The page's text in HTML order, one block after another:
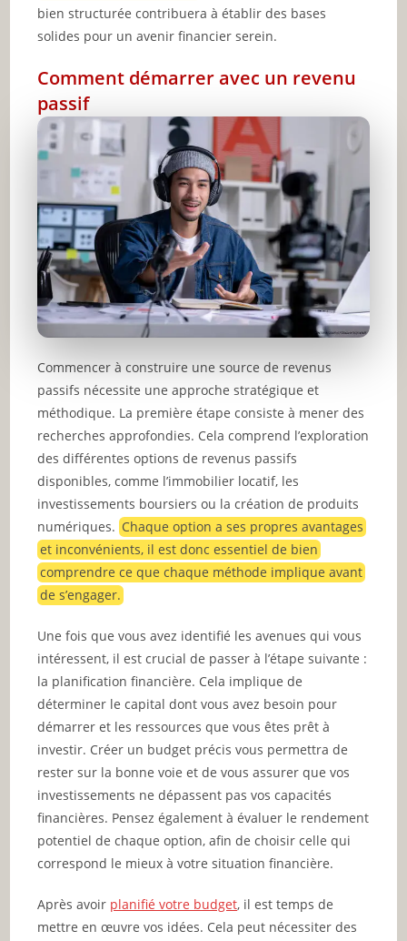
bien structurée contribuera à établir des bases
solides pour un avenir financier serein.
Comment démarrer avec un revenu
passif
Commencer à construire une source de revenus
passifs nécessite une approche stratégique et
méthodique. La première étape consiste à mener des
recherches approfondies. Cela comprend l’exploration
des différentes options de revenus passifs
disponibles, comme l’immobilier locatif, les
investissements boursiers ou la création de produits
numériques.Chaque option a ses propres avantages
et inconvénients, il est donc essentiel de bien
comprendre ce que chaque méthode implique avant
de s’engager.
Une fois que vous avez identifié les avenues qui vous
intéressent, il est crucial de passer à l’étape suivante :
la planification financière. Cela implique de
déterminer le capital dont vous avez besoin pour
démarrer et les ressources que vous êtes prêt à
investir. Créer un budget précis vous permettra de
rester sur la bonne voie et de vous assurer que vos
investissements ne dépassent pas vos capacités
financières. Pensez également à évaluer le rendement
potentiel de chaque option, afin de choisir celle qui
correspond le mieux à votre situation financière.
Après avoir planifié votre budget, il est temps de
mettre en œuvre vos idées. Cela peut nécessiter des